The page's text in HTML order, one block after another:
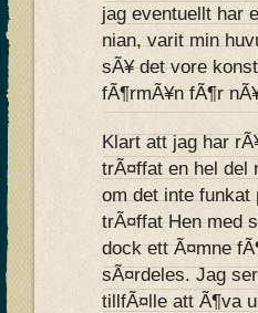
jag eventuellt har
nian, varit min
sÃ¥ det vore
fÃ¶rmÃ¥n fÃ¶r
Klart att jag har
trÃ¤ffat en hel del
om det inte funkat
trÃ¤ffat Hen med
dock ett Ã¤mne
sÃ¤rdeles. Jag
tillfÃ¤lle att Ã¶va